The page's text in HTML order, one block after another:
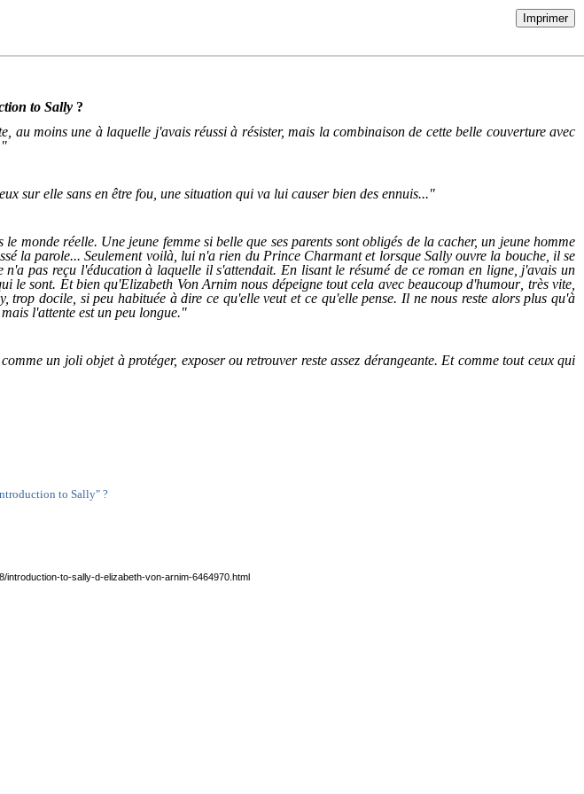
Imprimer
to Sally ?
au moins une à laquelle j'avais réussi à résister, mais la combinaison de cette belle couverture avec
sur elle sans en être fou, une situation qui va lui causer bien des ennuis..."
monde réelle. Une jeune femme si belle que ses parents sont obligés de la cacher, un jeune homme
la parole... Seulement voilà, lui n'a rien du Prince Charmant et lorsque Sally ouvre la bouche, il se
pas reçu l'éducation à laquelle il s'attendait. En lisant le résumé de ce roman en ligne, j'avais un
le sont. Et bien qu'Elizabeth VonArnim nous dépeigne tout cela avec beaucoupd'humour, très vite,
trop docile, si peu habituée à dire ce qu'elle veut et ce qu'elle pense. Il ne nous reste alors plus qu'à
l'attente est un peu longue."
un joli objet à protéger, exposer ou retrouver reste assez dérangeante. Et comme tout ceux qui
to Sally" ?
to-sally-d-elizabeth-von-arnim-6464970.html